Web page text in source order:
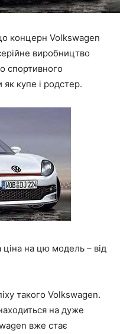
концерн Volkswagen
виробництво
спортивного
купе і родстер.
ціна на цю модель – від
такого Volkswagen.
на дуже
вже стає